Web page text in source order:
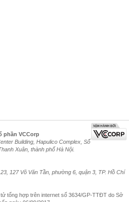
phần VCCorp
Building, Hapulico Complex, Số
Xuân, thành phố Hà Nội.
127 Võ Văn Tần, phường 6, quận 3, TP. Hồ Chí
tổng hợp trên internet số 3634/GP-TTĐT do Sở